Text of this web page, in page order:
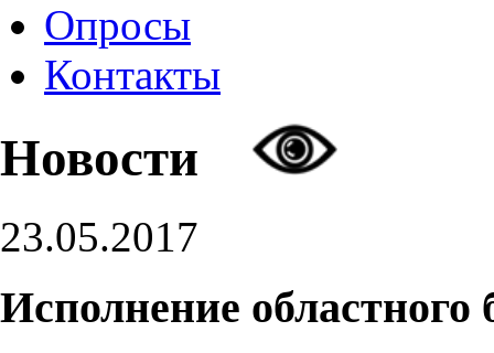
Опросы
Контакты
Новости
23.05.2017
Исполнение областного